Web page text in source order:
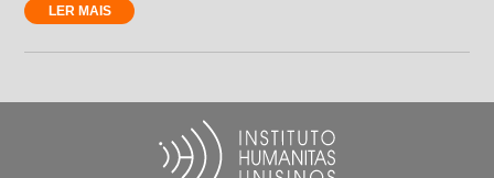
LER MAIS